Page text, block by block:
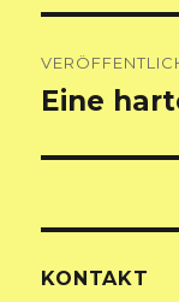
Eine
KONTAKT